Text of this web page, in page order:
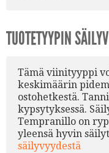
TUOTETYYPIN
Tämä viinityyppi
keskimäärin
ostohetkestä.
kypsytyksessä.
Tempranillo on
yleensä hyvin
säilyvyydestä